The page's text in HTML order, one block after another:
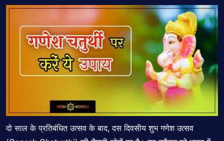
दो साल के प्रतिबंधित उत्सव के बाद, दस दिवसीय शुभ गणेश उत्सव